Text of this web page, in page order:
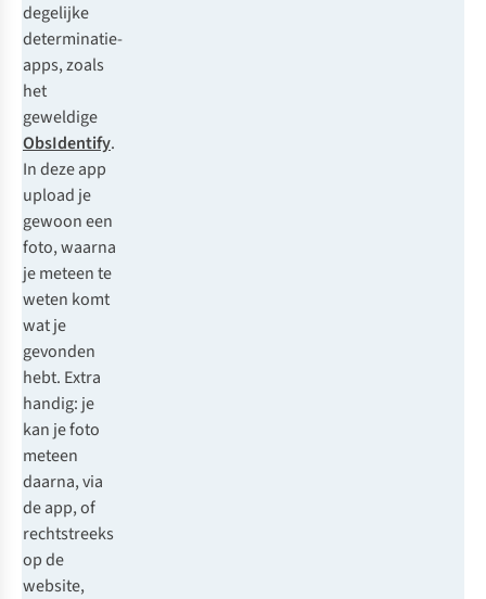
degelijke
determinatie-
apps, zoals
het
geweldige
ObsIdentify.
In deze app
upload je
gewoon een
foto, waarna
je meteen te
weten komt
wat je
gevonden
hebt. Extra
handig: je
kan je foto
meteen
daarna, via
de app, of
rechtstreeks
op de
website,